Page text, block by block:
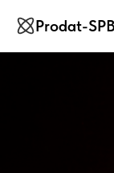
Prodat-